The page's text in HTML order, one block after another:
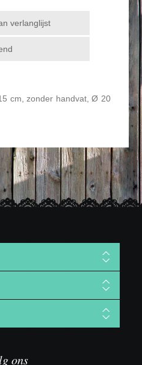
verlanglijst
cm, zonder handvat, Ø 20
ons